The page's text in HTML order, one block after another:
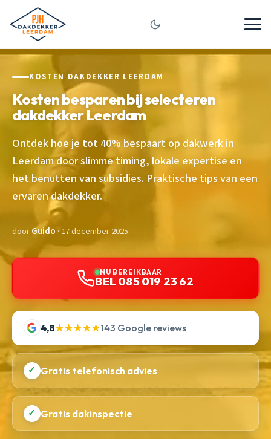
KOSTEN DAKDEKKER LEERDAM
Kosten besparen bij selecteren
dakdekker Leerdam
Ontdek hoe je tot 40% bespaart op dakwerk in
Leerdam door slimme timing, lokale expertise en
het benutten van subsidies. Praktische tips van een
ervaren dakdekker.
doorGuido· 17 december 2025
NU BEREIKBAAR
BEL 085 019 23 62
4,8★★★★★143 Google reviews
✓ Gratis telefonisch advies
✓ Gratis dakinspectie